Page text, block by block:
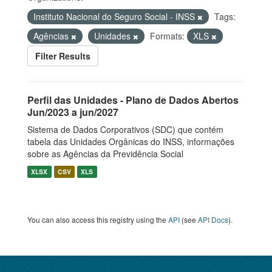
Instituto Nacional do Seguro Social - INSS
Tags:
Agências
Unidades Formats:
XLS
Filter Results
Perfil das Unidades - Plano de Dados Abertos
Jun/2023 a jun/2027
Sistema de Dados Corporativos (SDC) que contém
tabela das Unidades Orgânicas do INSS, informações
sobre as Agências da Previdência Social
XLSX CSV XLS
You can also access this registry using the API (see API Docs).